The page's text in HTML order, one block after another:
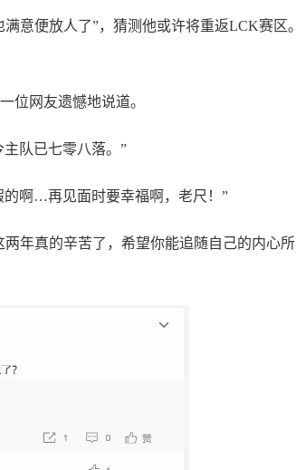
意便放人了”，猜测他或许将重返LCK赛区。
位网友遗憾地说道。
队已七零八落。”
的啊…再见面时要幸福啊，老尺！”
年真的辛苦了，希望你能追随自己的内心所